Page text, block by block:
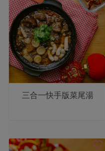
最新產品
優惠專區
素食專區
樂齡友善
養身食補
節慶大餐
高麗菜海鮮煎餅
典藏閱覽室
媒體報導
下載專區
地區活動
社務會議
活動報下載
三合一快手版菜尾湯